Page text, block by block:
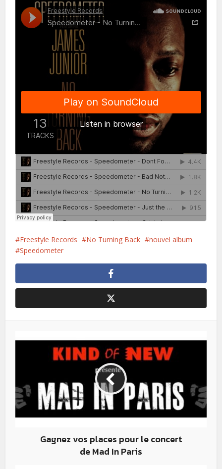
Freestyle Records No Turning Back
nouvel album
Speedometer
Gagnez vos places pour le concert
de Mad In Paris